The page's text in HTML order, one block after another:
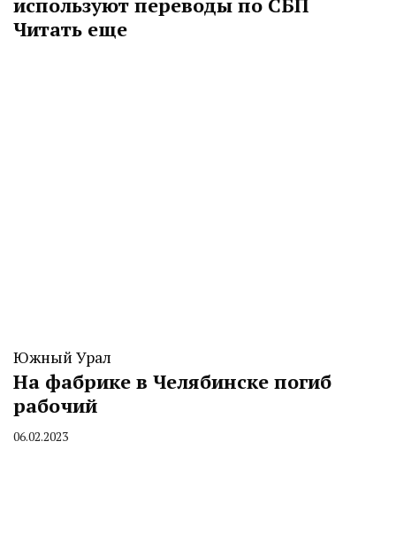
Читать еще
Южный Урал
На фабрике в Челябинске погиб
рабочий
By
06.02.2023